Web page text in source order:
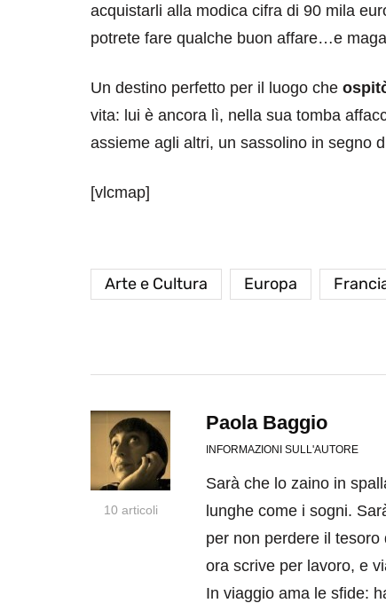
acquistarli alla modica cifra di 90 mila
potrete fare qualche buon affare…e
Un destino perfetto per il luogo che
vita: lui è ancora lì, nella sua tomba
assieme agli altri, un sassolino in segno
[vlcmap]
Arte e Cultura Europa
10 articoli
Paola Baggio
INFORMAZIONI SULL'AUTORE
Sarà che lo zaino in
lunghe come i sogni.
per non perdere il
ora scrive per lavoro, e
In viaggio ama le sfide: